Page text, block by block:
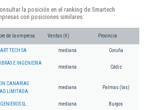
la posición en el ranking de Smartech
con posiciones similares:
de la empresa Ventas (€) Provincia
TECH SA mediana Coruña
E INGENIERIA
mediana Cádiz
CANARIAS
LIMITADA.
mediana Palmas (las)
SL mediana Burgos